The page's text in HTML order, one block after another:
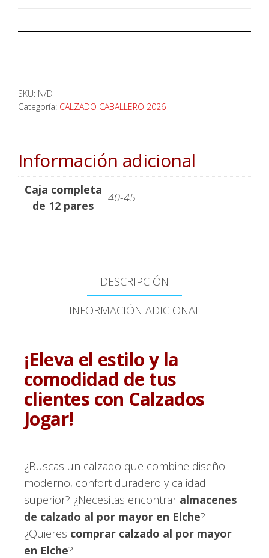
SKU: N/D
Categoría: CALZADO CABALLERO 2026
Información adicional
Caja completa
de 12 pares
40-45
DESCRIPCIÓN
INFORMACIÓN ADICIONAL
¡Eleva el estilo y la
comodidad de tus
clientes con Calzados
Jogar!
¿Buscas un calzado que combine diseño
moderno, confort duradero y calidad
superior? ¿Necesitas encontrar almacenes
de calzado al por mayor en Elche?
¿Quieres comprar calzado al por mayor
en Elche?